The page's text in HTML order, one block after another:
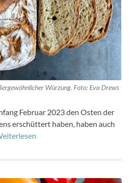
Würzung. Foto: Eva Drews
Februar 2023 den Osten der
erschüttert haben, haben auch